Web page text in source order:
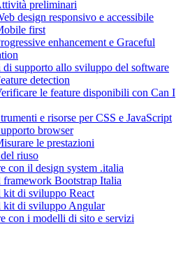
preliminari
design responsivo e accessibile
first
enhancement e Graceful
di supporto allo sviluppo del software
detection
le feature disponibili con Can I
e risorse per CSS e JavaScript
browser
le prestazioni
riuso
con il design system .italia
framework Bootstrap Italia
kit di sviluppo React
kit di sviluppo Angular
con i modelli di sito e servizi